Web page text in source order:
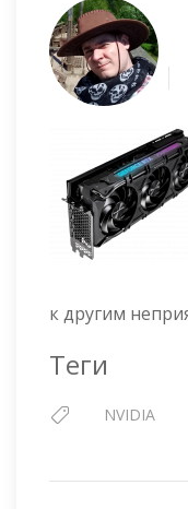
к другим
Теги
NVIDIA